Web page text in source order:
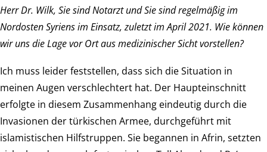
Herr Dr. Wilk, Sie sind Notarzt und Sie sind regelmäßig im
Nordosten Syriens im Einsatz, zuletzt im April 2021. Wie können
wir uns die Lage vor Ort aus medizinischer Sicht vorstellen?
Ich muss leider feststellen, dass sich die Situation in
meinen Augen verschlechtert hat. Der Haupteinschnitt
erfolgte in diesem Zusammenhang eindeutig durch die
Invasionen der türkischen Armee, durchgeführt mit
islamistischen Hilfstruppen. Sie begannen in Afrin, setzten